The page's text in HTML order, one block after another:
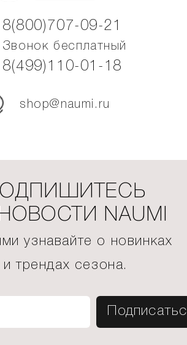
8(800)707-09-21
Звонок бесплатный
8(499)110-01-18
shop@naumi.ru
NAUMI
узнавайте о новинках
и трендах сезона.